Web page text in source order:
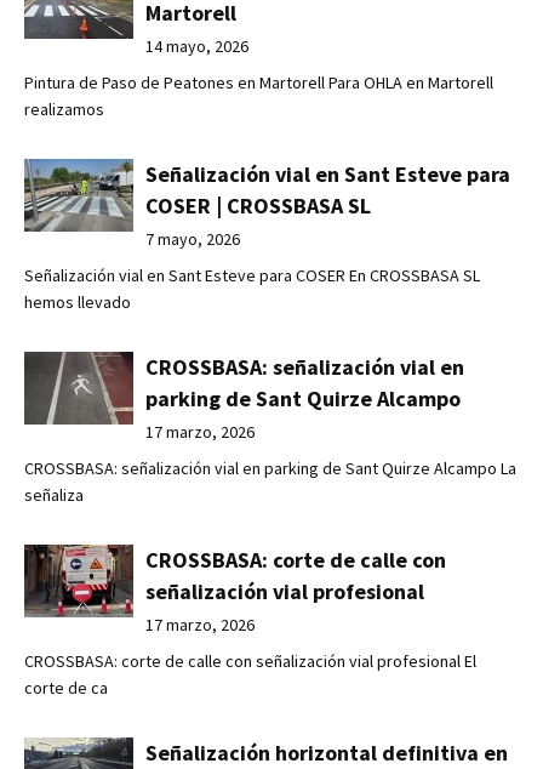
Martorell
14 mayo, 2026
Pintura de Paso de Peatones en Martorell Para OHLA en Martorell
realizamos
Señalización vial en Sant Esteve para
COSER | CROSSBASA SL
7 mayo, 2026
Señalización vial en Sant Esteve para COSER En CROSSBASA SL
hemos llevado
CROSSBASA: señalización vial en
parking de Sant Quirze Alcampo
17 marzo, 2026
CROSSBASA: señalización vial en parking de Sant Quirze Alcampo La
señaliza
CROSSBASA: corte de calle con
señalización vial profesional
17 marzo, 2026
CROSSBASA: corte de calle con señalización vial profesional El
corte de ca
Señalización horizontal definitiva en